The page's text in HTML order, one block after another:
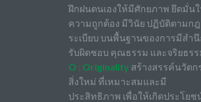
ฝึกฝนตนเองให้มีศักยภาพ ยึดมั่น
ความถูกต้อง มีวินัย ปฏิบัติตามกฎ
ระเบียบ บนพื้นฐานของการมีสำ
รับผิดชอบ คุณธรรม และจริยธรร
O : Originality สร้างสรรค์นวัตก
สิ่งใหม่ ที่เหมาะสมและมี
ประสิทธิภาพ เพื่อให้เกิดประโยช